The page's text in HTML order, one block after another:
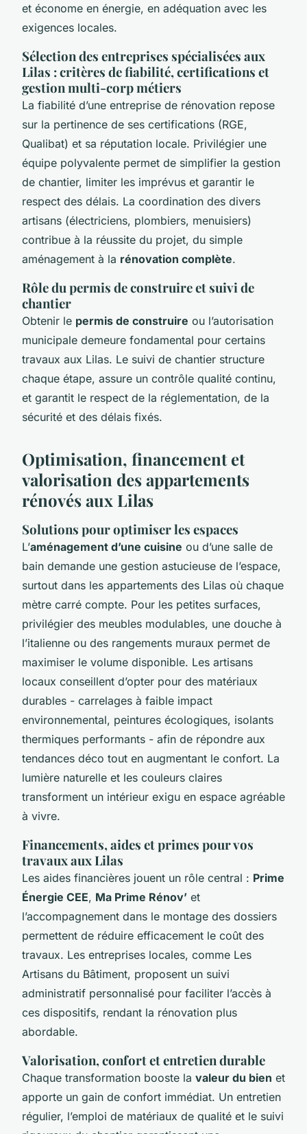
et économe en énergie, en adéquation avec les
exigences locales.
Sélection des entreprises spécialisées aux
Lilas : critères de fiabilité, certifications et
gestion multi-corp métiers
La fiabilité d’une entreprise de rénovation repose
sur la pertinence de ses certifications (RGE,
Qualibat) et sa réputation locale. Privilégier une
équipe polyvalente permet de simplifier la gestion
de chantier, limiter les imprévus et garantir le
respect des délais. La coordination des divers
artisans (électriciens, plombiers, menuisiers)
contribue à la réussite du projet, du simple
aménagement à la rénovation complète.
Rôle du permis de construire et suivi de
chantier
Obtenir le permis de construire ou l’autorisation
municipale demeure fondamental pour certains
travaux aux Lilas. Le suivi de chantier structure
chaque étape, assure un contrôle qualité continu,
et garantit le respect de la réglementation, de la
sécurité et des délais fixés.
Optimisation, financement et
valorisation des appartements
rénovés aux Lilas
Solutions pour optimiser les espaces
L’aménagement d’une cuisine ou d’une salle de
bain demande une gestion astucieuse de l’espace,
surtout dans les appartements des Lilas où chaque
mètre carré compte. Pour les petites surfaces,
privilégier des meubles modulables, une douche à
l’italienne ou des rangements muraux permet de
maximiser le volume disponible. Les artisans
locaux conseillent d’opter pour des matériaux
durables - carrelages à faible impact
environnemental, peintures écologiques, isolants
thermiques performants - afin de répondre aux
tendances déco tout en augmentant le confort. La
lumière naturelle et les couleurs claires
transforment un intérieur exigu en espace agréable
à vivre.
Financements, aides et primes pour vos
travaux aux Lilas
Les aides financières jouent un rôle central : Prime
Énergie CEE, Ma Prime Rénov’ et
l’accompagnement dans le montage des dossiers
permettent de réduire efficacement le coût des
travaux. Les entreprises locales, comme Les
Artisans du Bâtiment, proposent un suivi
administratif personnalisé pour faciliter l’accès à
ces dispositifs, rendant la rénovation plus
abordable.
Valorisation, confort et entretien durable
Chaque transformation booste la valeur du bien et
apporte un gain de confort immédiat. Un entretien
régulier, l’emploi de matériaux de qualité et le suivi